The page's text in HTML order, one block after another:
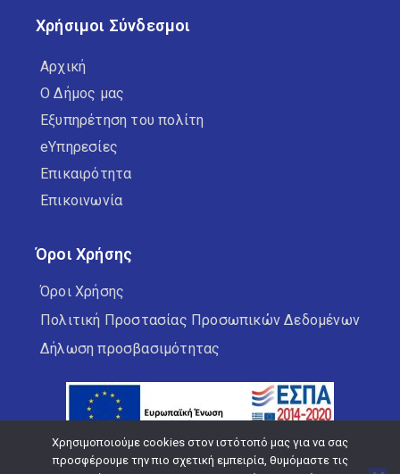
Χρήσιμοι Σύνδεσμοι
Αρχική
Ο Δήμος μας
Εξυπηρέτηση του πολίτη
eΥπηρεσίες
Επικαιρότητα
Επικοινωνία
Όροι Χρήσης
Όροι Χρήσης
Πολιτική Προστασίας Προσωπικών Δεδομένων
Δήλωση προσβασιμότητας
Χρησιμοποιούμε cookies στον ιστότοπό μας για να σας
προσφέρουμε την πιο σχετική εμπειρία, θυμόμαστε τις